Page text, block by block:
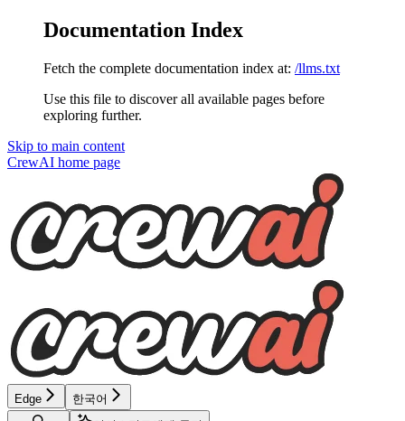
Documentation Index
Fetch the complete documentation index at: /llms.txt
Use this file to discover all available pages before
exploring further.
Skip to main content
CrewAI home page
Edge 한국어